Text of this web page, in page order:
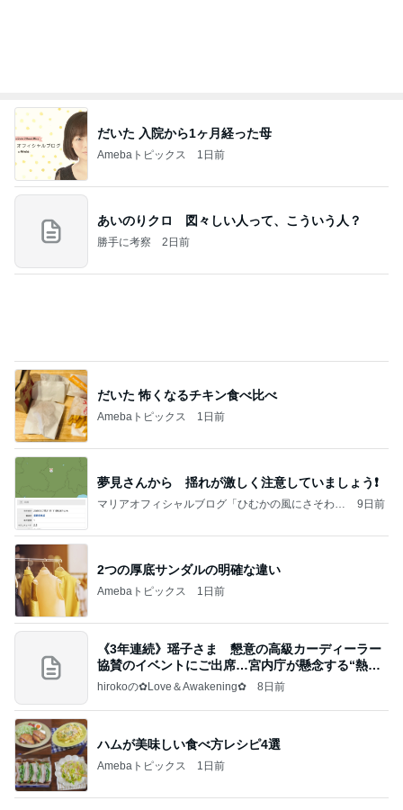
だいた 入院から1ヶ月経った母
Amebaトピックス 1日前
あいのりクロ 図々しい人って、こういう人？
勝手に考察 2日前
だいた 怖くなるチキン食べ比べ
Amebaトピックス 1日前
夢見さんから 揺れが激しく注意していましょう❗️
マリアオフィシャルブログ「ひむかの風にさそわれ
9日前
2つの厚底サンダルの明確な違い
Amebaトピックス 1日前
《3年連続》瑶子さま 懇意の高級カーディーラー
協賛のイベントにご出席…宮内庁が懸念する“熱心
すぎ
hirokoの✿Love＆Awakening✿ 8日前
ハムが美味しい食べ方レシピ4選
Amebaトピックス 1日前